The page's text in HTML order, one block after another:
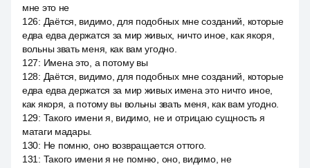
мне это не
126: Даётся, видимо, для подобных мне созданий, которые
едва едва держатся за мир живых, ничто иное, как якоря,
вольны звать меня, как вам угодно.
127: Имена это, а потому вы
128: Даётся, видимо, для подобных мне созданий, которые
едва едва держатся за мир живых имена это ничто иное,
как якоря, а потому вы вольны звать меня, как вам угодно.
129: Такого имени я, видимо, не и отрицаю сущность я
матаги мадары.
130: Не помню, оно возвращается оттого.
131 : Такого имени я не помню, оно, видимо, не